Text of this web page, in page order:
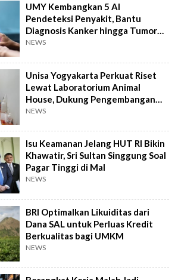
UMY Kembangkan 5 AI
Pendeteksi Penyakit, Bantu
Diagnosis Kanker hingga Tumor
Otak Lebih Cepat
NEWS
Unisa Yogyakarta Perkuat Riset
Lewat Laboratorium Animal
House, Dukung Pengembangan
Kandidat Obat
NEWS
Isu Keamanan Jelang HUT RI Bikin
Khawatir, Sri Sultan Singgung Soal
Pagar Tinggi di Mal
NEWS
BRI Optimalkan Likuiditas dari
Dana SAL untuk Perluas Kredit
Berkualitas bagi UMKM
NEWS